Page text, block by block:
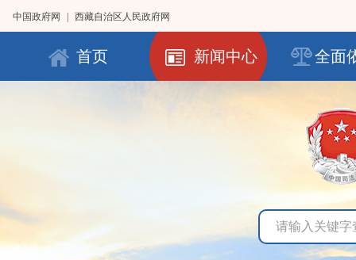
中国政府网 西藏自治区人民政府网
首页 新闻中心 全面